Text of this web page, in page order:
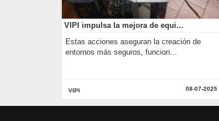
VIPI impulsa la mejora de equi...
Estas acciones aseguran la creación de
entornos más seguros, funcion...
VIPI 08-07-2025